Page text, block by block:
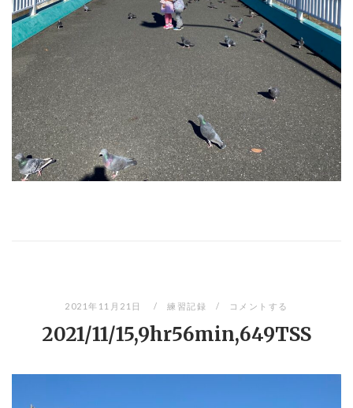
2021年11月21日 練習記録 コメントする
2021/11/15,9hr56min,649TSS